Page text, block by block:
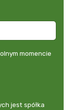
momencie
jest spółka